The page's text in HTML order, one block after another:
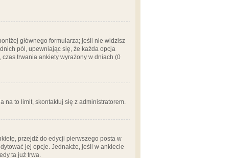
głównego formularza; jeśli nie widzisz
pól, upewniając się, że każda opcja
trwania ankiety wyrażony w dniach (0
na to limit, skontaktuj się z administratorem.
przejdź do edycji pierwszego posta w
jej opcje. Jednakże, jeśli w ankiecie
ta już trwa.